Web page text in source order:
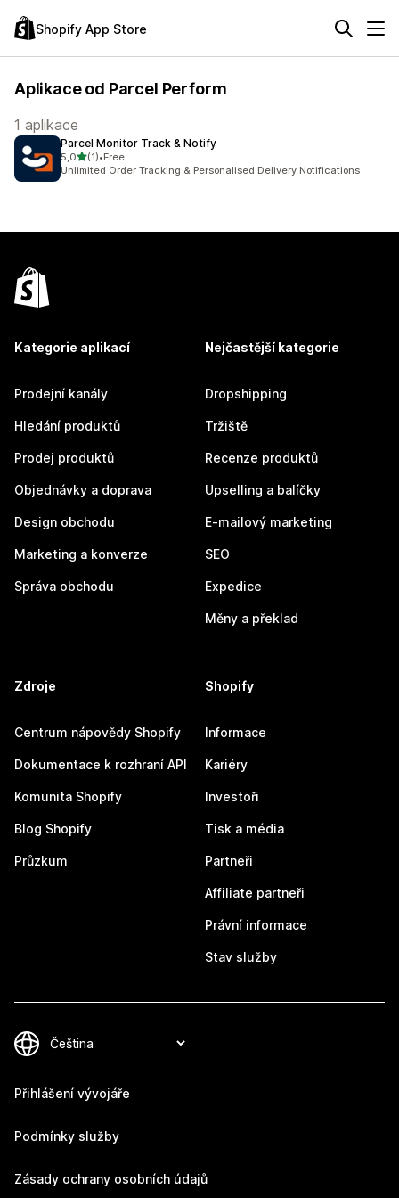
Shopify App Store
Aplikace od Parcel Perform
1 aplikace
Parcel Monitor Track & Notify
5,0z 5 hvězd
(1)
Celkový počet recenzí: 1
•Free
Unlimited Order Tracking & Personalised Delivery Notifications
Kategorie aplikací
Prodejní kanály
Hledání produktů
Prodej produktů
Objednávky a doprava
Design obchodu
Marketing a konverze
Správa obchodu
Nejčastější kategorie
Dropshipping
Tržiště
Recenze produktů
Upselling a balíčky
E-mailový marketing
SEO
Expedice
Měny a překlad
Zdroje
Centrum nápovědy Shopify
Dokumentace k rozhraní API
Komunita Shopify
Blog Shopify
Průzkum
Shopify
Informace
Kariéry
Investoři
Tisk a média
Partneři
Affiliate partneři
Právní informace
Stav služby
Přihlášení vývojáře
Podmínky služby
Zásady ochrany osobních údajů